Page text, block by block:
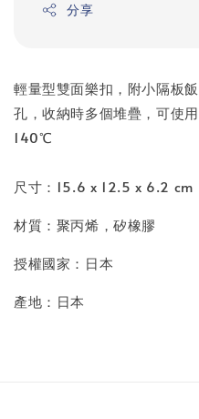
分享
輕量型雙面樂扣，附小隔板
孔，收納時多個堆疊，可使
140℃
尺寸：15.6 x 12.5 x 6.2 cm
材質：聚丙烯，矽橡膠
授權國家：日本
產地：日本